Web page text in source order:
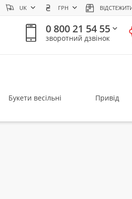
UK ГРН
0 800 21 54 55
зворотний дзвінок
Букети весільні Привід